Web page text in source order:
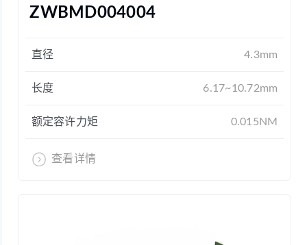
ZWBMD004004
直径 4.3mm
长度 6.17~10.72mm
额定容许力矩 0.015NM
查看详情